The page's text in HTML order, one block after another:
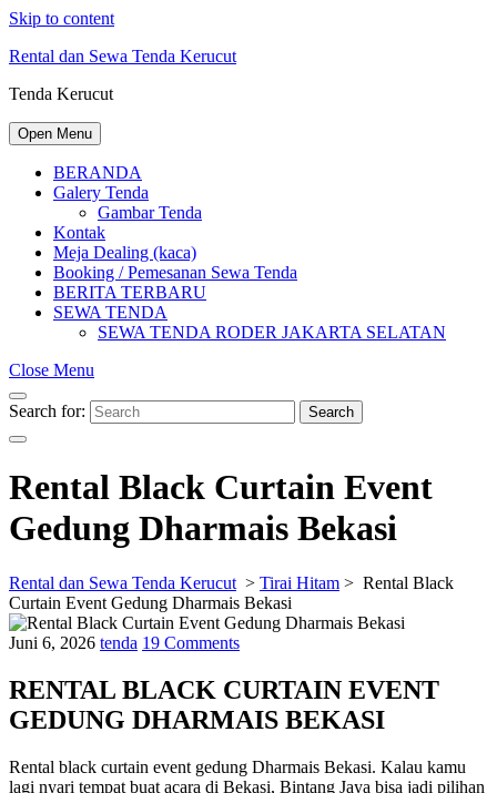
Skip to content
Rental dan Sewa Tenda Kerucut
Tenda Kerucut
Open Menu
BERANDA
Galery Tenda
Gambar Tenda
Kontak
Meja Dealing (kaca)
Booking / Pemesanan Sewa Tenda
BERITA TERBARU
SEWA TENDA
SEWA TENDA RODER JAKARTA SELATAN
Close Menu
Search for: Search
Rental Black Curtain Event
Gedung Dharmais Bekasi
Rental dan Sewa Tenda Kerucut > Tirai Hitam > Rental Black
Curtain Event Gedung Dharmais Bekasi
Juni 6, 2026 tenda 19 Comments
RENTAL BLACK CURTAIN EVENT
GEDUNG DHARMAIS BEKASI
Rental black curtain event gedung Dharmais Bekasi. Kalau kamu
lagi nyari tempat buat acara di Bekasi, Bintang Jaya bisa jadi pilihan